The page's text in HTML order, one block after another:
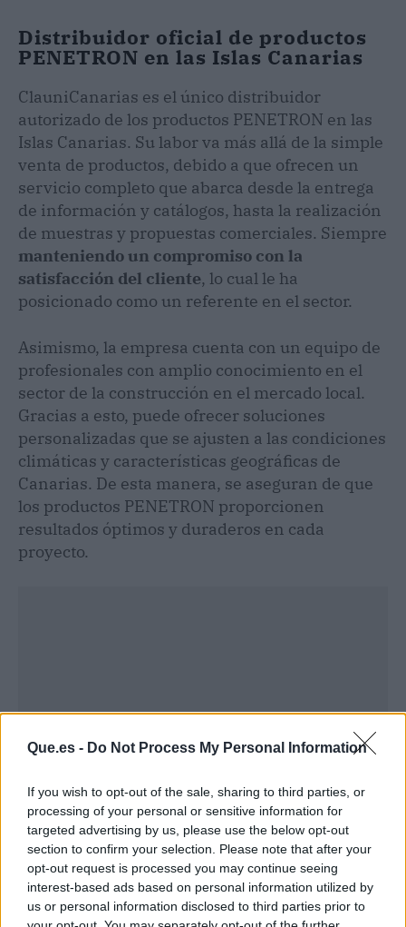
Que.es - Do Not Process My Personal Information
If you wish to opt-out of the sale, sharing to third parties, or
processing of your personal or sensitive information for
targeted advertising by us, please use the below opt-out
section to confirm your selection. Please note that after your
opt-out request is processed you may continue seeing
interest-based ads based on personal information utilized by
us or personal information disclosed to third parties prior to
Distribuidor oficial de productos
PENETRON en las Islas Canarias
ClauniCanarias es el único distribuidor
autorizado de los productos PENETRON en las
Islas Canarias. Su labor va más allá de la simple
venta de productos, debido a que ofrecen un
servicio completo que abarca desde la entrega
de información y catálogos, hasta la realización
de muestras y propuestas comerciales. Siempre
manteniendo un compromiso con la
satisfacción del cliente, lo cual le ha
posicionado como un referente en el sector.
Asimismo, la empresa cuenta con un equipo de
profesionales con amplio conocimiento en el
sector de la construcción en el mercado local.
Gracias a esto, puede ofrecer soluciones
personalizadas que se ajusten a las condiciones
climáticas y características geográficas de
Canarias. De esta manera, se aseguran de que
los productos PENETRON proporcionen
resultados óptimos y duraderos en cada
proyecto.
Publicidad